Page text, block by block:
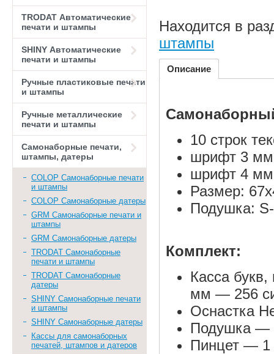
TRODAT Автоматические
печати и штампы
SHINY Автоматические
печати и штампы
Ручные пластиковые печати
и штампы
Ручные металлические
печати и штампы
Самонаборные печати,
штампы, датеры
COLOP Самонаборные печати
и штампы
COLOP Самонаборные датеры
GRM Самонаборные печати и
штампы
GRM Самонаборные датеры
TRODAT Самонаборные
печати и штампы
TRODAT Самонаборные
датеры
SHINY Самонаборные печати
и штампы
SHINY Самонаборные датеры
Кассы для самонаборных
печатей, штампов и датеров
Находится в
штампы
Описание
10 строк
шрифт 3 мм
шрифт 4 мм
Размер:
Подушка:
Комплект:
Касса
мм — 256
Оснастка
Подушка —
Пинцет — 1